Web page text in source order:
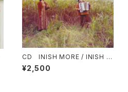
CD INISH MORE / INISH M
ORE
¥2,500